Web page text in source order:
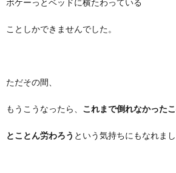
ボケーっとベッドに横たわっている
ことしかできませんでした。
ただその間、
もうこうなったら、 これまで倒れなかった
とことん労わろう という気持ちにもなれまし